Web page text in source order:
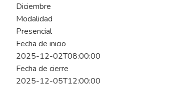
Diciembre
Modalidad
Presencial
Fecha de inicio
2025-12-02T08:00:00
Fecha de cierre
2025-12-05T12:00:00